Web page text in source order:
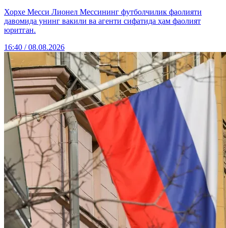
Хорхе Месси Лионел Мессининг футболчилик фаолияти
давомида унинг вакили ва агенти сифатида ҳам фаолият
юритган.
16:40 / 08.08.2026